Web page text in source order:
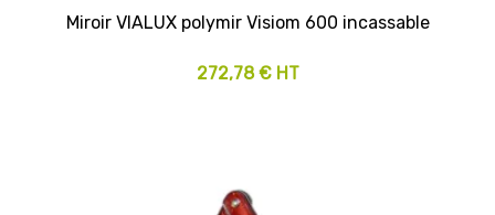
Miroir VIALUX polymir Visiom 600 incassable
272,78 € HT